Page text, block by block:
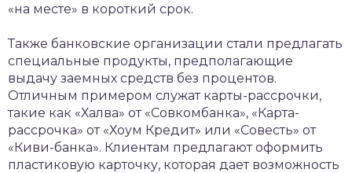
«на месте» в короткий срок.
Также банковские организации стали предлагать
специальные продукты, предполагающие
выдачу заемных средств без процентов.
Отличным примером служат карты-рассрочки,
такие как «Халва» от «Совкомбанка», «Карта-
рассрочка» от «Хоум Кредит» или «Совесть» от
«Киви-банка». Клиентам предлагают оформить
пластиковую карточку, которая дает возможность